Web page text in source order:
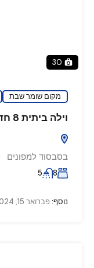
30
מקום שומר שבת
וילה ביתית 8 חדרי שינה למשפחות בטבריה
בסבסוד למפונים
8
5
נוסף:פברואר 15, 2024